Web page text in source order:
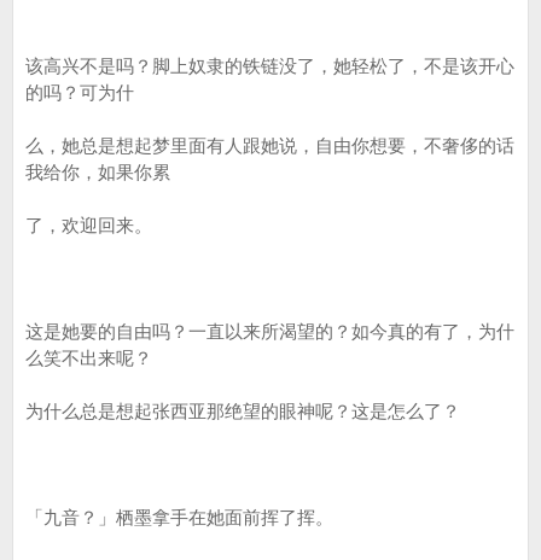
该高兴不是吗？脚上奴隶的铁链没了，她轻松了，不是该开心
的吗？可为什
么，她总是想起梦里面有人跟她说，自由你想要，不奢侈的话
我给你，如果你累
了，欢迎回来。
这是她要的自由吗？一直以来所渴望的？如今真的有了，为什
么笑不出来呢？
为什么总是想起张西亚那绝望的眼神呢？这是怎么了？
「九音？」栖墨拿手在她面前挥了挥。